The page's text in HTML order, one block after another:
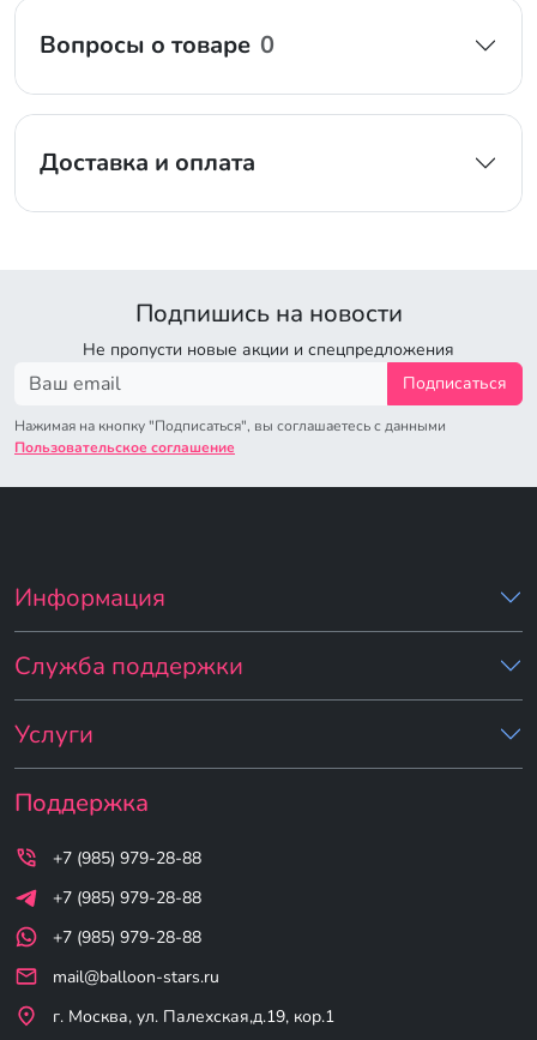
Вопросы о товаре 0
Доставка и оплата
Подпишись на новости
Не пропусти новые акции и спецпредложения
Подписаться
Нажимая на кнопку "Подписаться", вы соглашаетесь с данными
Пользовательское соглашение
Информация
Служба поддержки
Услуги
Поддержка
+7 (985) 979-28-88
+7 (985) 979-28-88
+7 (985) 979-28-88
mail@balloon-stars.ru
г. Москва, ул. Палехская,д.19, кор.1